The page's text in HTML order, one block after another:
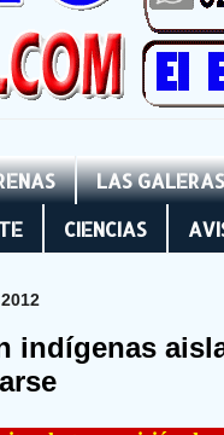
LAS GALERAS
CIENCIAS
indígenas